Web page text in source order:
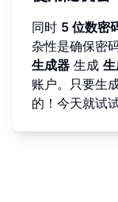
同时 5 位数密
杂性是确保密
生成器 生成
账户。只要生
的！今天就试